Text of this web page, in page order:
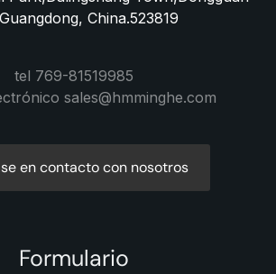
China.523819
tel 769-81519985
sales@hmminghe.com
en contacto con nosotros
Formulario